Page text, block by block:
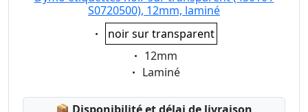
S0720500), 12mm, laminé
Eigenschaft:
noir sur transparent
Eigenschaft:
12mm
Eigenschaft:
Laminé
Lagerstatus: